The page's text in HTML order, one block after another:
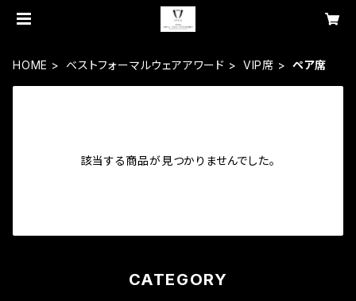
HOME ベストフォーマルウェアアワード VIP席 ペア席
該当する商品が見つかりませんでした。
CATEGORY